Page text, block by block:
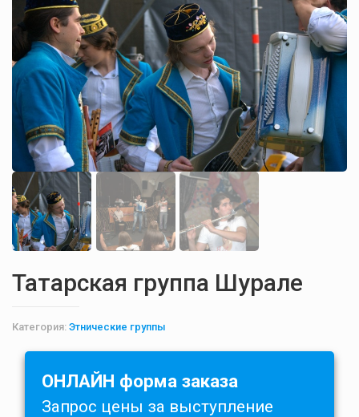
Татарская группа Шурале
Категория: Этнические группы
ОНЛАЙН форма заказа
Запрос цены за выступление